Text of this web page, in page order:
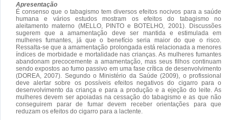
Apresentação
É consenso que o tabagismo tem diversos efeitos nocivos para a saúde
humana e vários estudos mostram os efeitos do tabagismo no
aleitamento materno (MELLO, PINTO e BOTELHO, 2001). Discussões
sugerem que a amamentação deve ser mantida e estimulada em
mulheres fumantes, já que o benefício seria maior do que o risco.
Ressalta-se que a amamentação prolongada está relacionada a menores
índices de morbidade e mortalidade nas crianças. As mulheres fumantes
abandonam precocemente a amamentação, mas seus filhos continuam
sendo expostos ao fumo passivo em uma fase crítica de desenvolvimento
(DOREA, 2007). Segundo o Ministério da Saúde (2009), o profissional
deve alertar sobre os possíveis efeitos negativos do cigarro para o
desenvolvimento da criança e para a produção e a ejeção do leite. As
mulheres devem ser apoiadas na cessação do tabagismo e as que não
conseguirem parar de fumar devem receber orientações para que
reduzam os efeitos do cigarro para a lactente.